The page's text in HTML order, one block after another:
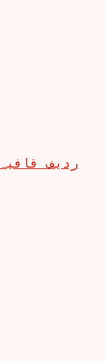
ردیف